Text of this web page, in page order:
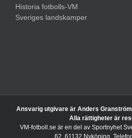
Historia fotbolls-VM
Sveriges landskamper
Ansvarig utgivare är Anders
Alla rättigheter är
VM-fotboll.se är en del av Sportnyhet
62, 61132 Nyköping.